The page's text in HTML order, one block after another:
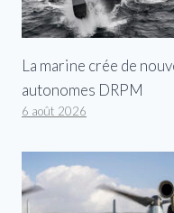
La marine crée de
autonomes DRPM
6 août 2026